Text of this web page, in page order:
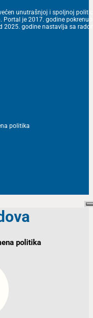
unutrašnjoj i spoljnoj
je 2017. godine
2025. godine nastavlja sa
politika
politika